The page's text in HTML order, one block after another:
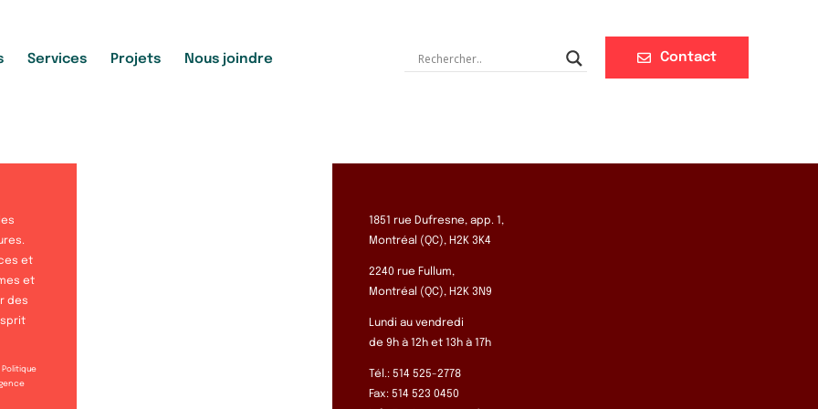
Services Projets Nous joindre Contact
et
et
des
Politique
1851 rue Dufresne, app. 1,
Montréal (QC), H2K 3K4
2240 rue Fullum,
Montréal (QC), H2K 3N9
Lundi au vendredi
de 9h à 12h et 13h à 17h
Tél.: 514 525-2778
Fax: 514 523 0450